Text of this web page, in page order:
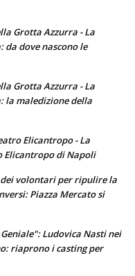
Grotta Azzurra - La
da dove nascono le
Grotta Azzurra - La
la maledizione della
Elicantropo - La
Elicantropo di Napoli
volontari per ripulire la
Piazza Mercato si
Ludovica Nasti nei
riaprono i casting per